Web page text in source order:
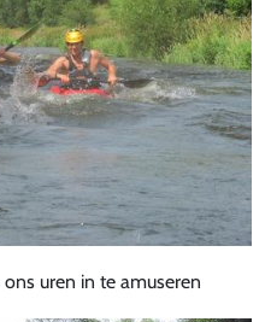
uren in te amuseren